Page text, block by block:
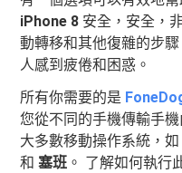
iPhone 8 安全，安全，
動轉移和其他復雜的步
人感到疲倦和困惑。
所有你需要的是
您從不同的手機傳輸手
大多數移動操作系統，
和塞班 。 了解如何執行